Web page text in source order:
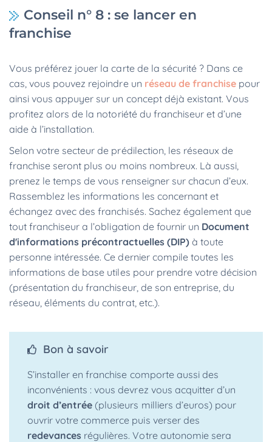
Conseil n° 8 : se lancer en
franchise
Vous préférez jouer la carte de la sécurité ? Dans ce
cas, vous pouvez rejoindre un réseau de franchise pour
ainsi vous appuyer sur un concept déjà existant. Vous
profitez alors de la notoriété du franchiseur et d’une
aide à l’installation.
Selon votre secteur de prédilection, les réseaux de
franchise seront plus ou moins nombreux. Là aussi,
prenez le temps de vous renseigner sur chacun d’eux.
Rassemblez les informations les concernant et
échangez avec des franchisés. Sachez également que
tout franchiseur a l’obligation de fournir un Document
d'informations précontractuelles (DIP)à toute
personne intéressée. Ce dernier compile toutes les
informations de base utiles pour prendre votre décision
(présentation du franchiseur, de son entreprise, du
réseau, éléments du contrat, etc.).
Bon à savoir
S’installer en franchise comporte aussi des
inconvénients : vous devrez vous acquitter d’un
droit d’entrée (plusieurs milliers d’euros) pour
ouvrir votre commerce puis verser des
redevances régulières. Votre autonomie sera